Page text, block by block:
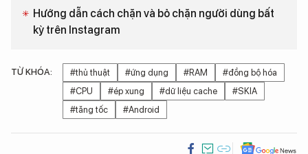
Hướng dẫn cách chặn và bỏ chặn người dùng bất
kỳ trên Instagram
TỪ KHÓA: #thủ thuật #ứng dụng #RAM
#đồng bộ hóa
#CPU
#ép xung #dữ liệu cache
#SKIA
#tăng tốc
#Android